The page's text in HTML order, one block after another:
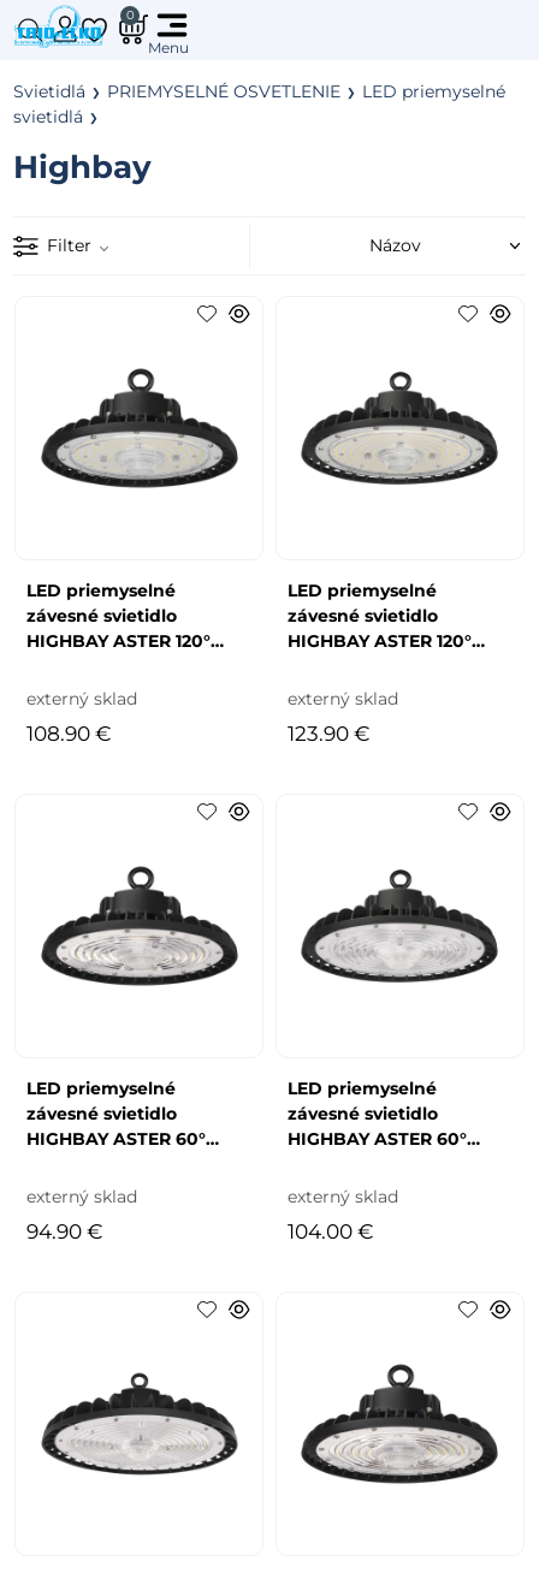
0
Svietidlá PRIEMYSELNÉ OSVETLENIE
LED priemyselné
svietidlá
Highbay
Filter
LED priemyselné
závesné svietidlo
HIGHBAY ASTER 120°
externý sklad
108.90 €
LED priemyselné
závesné svietidlo
HIGHBAY ASTER 120°
externý sklad
123.90 €
LED priemyselné
závesné svietidlo
HIGHBAY ASTER 60°
externý sklad
94.90 €
LED priemyselné
závesné svietidlo
HIGHBAY ASTER 60°
externý sklad
104.00 €